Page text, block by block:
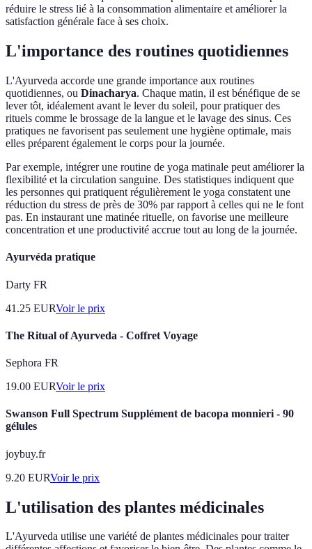
réduire le stress lié à la consommation alimentaire et améliorer la
satisfaction générale face à ses choix.
L'importance des routines quotidiennes
L'Ayurveda accorde une grande importance aux routines
quotidiennes, ou Dinacharya. Chaque matin, il est bénéfique de se
lever tôt, idéalement avant le lever du soleil, pour pratiquer des
rituels comme le brossage de la langue et le lavage des sinus. Ces
pratiques ne favorisent pas seulement une hygiène optimale, mais
elles préparent également le corps pour la journée.
Par exemple, intégrer une routine de yoga matinale peut améliorer la
flexibilité et la circulation sanguine. Des statistiques indiquent que
les personnes qui pratiquent régulièrement le yoga constatent une
réduction du stress de près de 30% par rapport à celles qui ne le font
pas. En instaurant une matinée rituelle, on favorise une meilleure
concentration et une productivité accrue tout au long de la journée.
Ayurvéda pratique
Darty FR
41.25 EURVoir le prix
The Ritual of Ayurveda - Coffret Voyage
Sephora FR
19.00 EURVoir le prix
Swanson Full Spectrum Supplément de bacopa monnieri - 90
gélules
joybuy.fr
9.20 EURVoir le prix
L'utilisation des plantes médicinales
L'Ayurveda utilise une variété de plantes médicinales pour traiter